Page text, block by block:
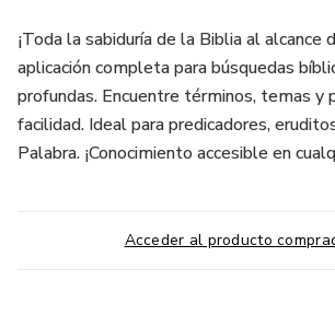
¡Toda la sabiduría de la Biblia al alcance
aplicación completa para búsquedas
profundas. Encuentre términos, temas y
facilidad. Ideal para predicadores,
Palabra. ¡Conocimiento accesible en
Acceder al producto